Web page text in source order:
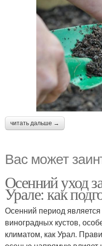
читать дальше →
Вас может
Осенний уход
Урале: как
Осенний период
виноградных кустов,
климатом, как Урал.